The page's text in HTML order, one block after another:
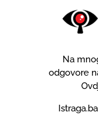
Na
odgovore